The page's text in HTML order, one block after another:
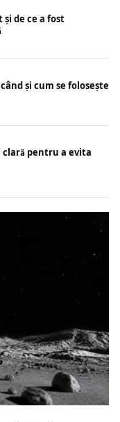
și de ce a fost
și cum se folosește
pentru a evita